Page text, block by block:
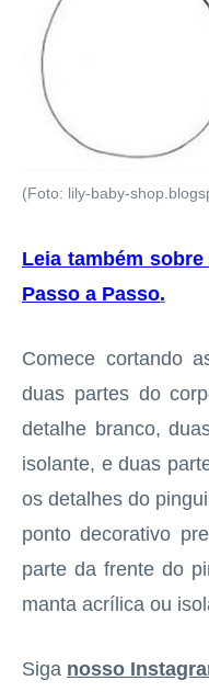
(Foto: lily-baby-
Leia também
Passo a Passo.
Comece cortando
duas partes do
detalhe branco,
isolante, e duas
os detalhes do
ponto decorativo
parte da frente do
manta acrílica ou
Siga nosso